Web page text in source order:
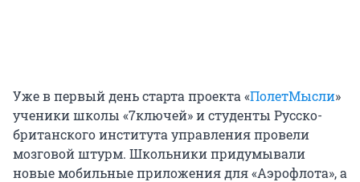
Уже в первый день старта проекта «ПолетМысли»
ученики школы «7ключей» и студенты Русско-
британского института управления провели
мозговой штурм. Школьники придумывали
новые мобильные приложения для «Аэрофлота», а